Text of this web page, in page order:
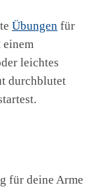
Übungen für
leichtes
durchblutet
für deine Arme